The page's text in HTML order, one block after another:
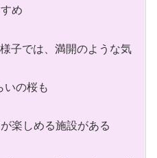
め
子では、満開のような気
の桜も
楽しめる施設がある